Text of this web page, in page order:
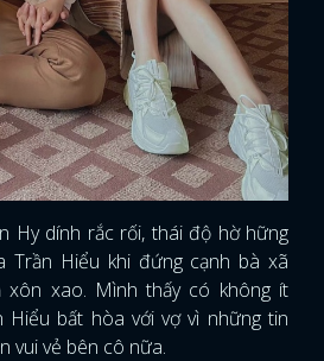
Hy dính rắc rối, thái độ hờ hững
Trần Hiểu khi đứng cạnh bà xã
xôn xao. Mình thấy có không ít
Hiểu bất hòa với vợ vì những tin
vui vẻ bên cô nữa.